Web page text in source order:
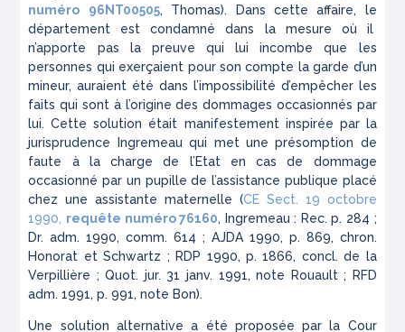
numéro
96NT00505, Thomas). Dans cette affaire, le
département est condamné dans la mesure où il
n’apporte pas la preuve qui lui incombe que les
personnes qui exerçaient pour son compte la garde d’un
mineur, auraient été dans l’impossibilité d’empêcher les
faits qui sont à l’origine des dommages occasionnés par
lui. Cette solution était manifestement inspirée par la
jurisprudence Ingremeau qui met une présomption de
faute à la charge de l’Etat en cas de dommage
occasionné par un pupille de l’assistance publique placé
chez une assistante maternelle (CE Sect. 19 octobre
1990, requête numéro 76160, Ingremeau : Rec. p. 284 ;
Dr. adm. 1990, comm. 614 ; AJDA 1990, p. 869, chron.
Honorat et Schwartz ; RDP 1990, p. 1866, concl. de la
Verpillière ; Quot. jur. 31 janv. 1991, note Rouault ; RFD
adm. 1991, p. 991, note Bon).
Une solution alternative a été proposée par la Cour